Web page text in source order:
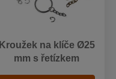
Kroužek na klíče Ø25
mm s řetízkem